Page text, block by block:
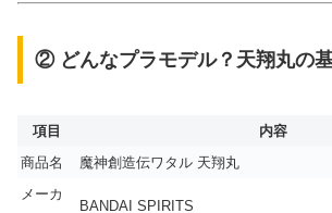
② どんなプラモデル？天翔丸の
項目
内容
商品名
魔神創造伝ワタル 天翔丸
メーカ
BANDAI SPIRITS